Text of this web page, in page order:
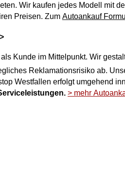
Malters
Preisen. Zum Autoankauf
>
Kunde im Mittelpunkt. Wir
angenehm wie möglich und nehmen Ihnen jegliches Reklamationsrisiko ab.
Westfallen erfolgt umgehend
> mehr